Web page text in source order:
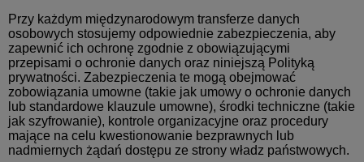
Przy każdym międzynarodowym transferze danych
osobowych stosujemy odpowiednie zabezpieczenia, aby
zapewnić ich ochronę zgodnie z obowiązującymi
przepisami o ochronie danych oraz niniejszą Polityką
prywatności. Zabezpieczenia te mogą obejmować
zobowiązania umowne (takie jak umowy o ochronie danych
lub standardowe klauzule umowne), środki techniczne (takie
jak szyfrowanie), kontrole organizacyjne oraz procedury
mające na celu kwestionowanie bezprawnych lub
nadmiernych żądań dostępu ze strony władz państwowych.